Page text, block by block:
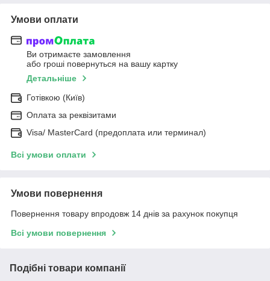
Умови оплати
Ви отримаєте замовлення
або гроші повернуться на вашу картку
Детальніше
Готівкою (Київ)
Оплата за реквізитами
Visa/ MasterCard (предоплата или терминал)
Всі умови оплати
Умови повернення
Повернення товару впродовж 14 днів за рахунок покупця
Всі умови повернення
Подібні товари компанії